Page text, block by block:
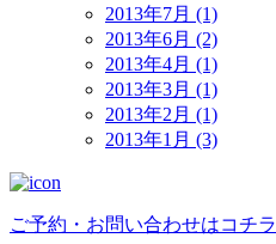
2013年7月 (1)
2013年6月 (2)
2013年4月 (1)
2013年3月 (1)
2013年2月 (1)
2013年1月 (3)
ご予約・お問い合わせはコチラ